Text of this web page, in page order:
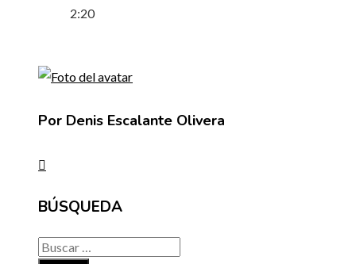
2:20
Por Denis Escalante Olivera
BÚSQUEDA
Buscar: